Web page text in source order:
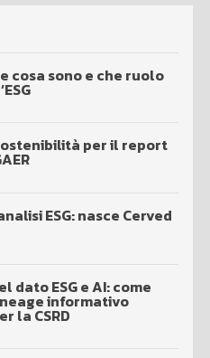
cosa sono e che ruolo
per il report
ESG: nasce Cerved
dato ESG e AI: come
informativo
la CSRD